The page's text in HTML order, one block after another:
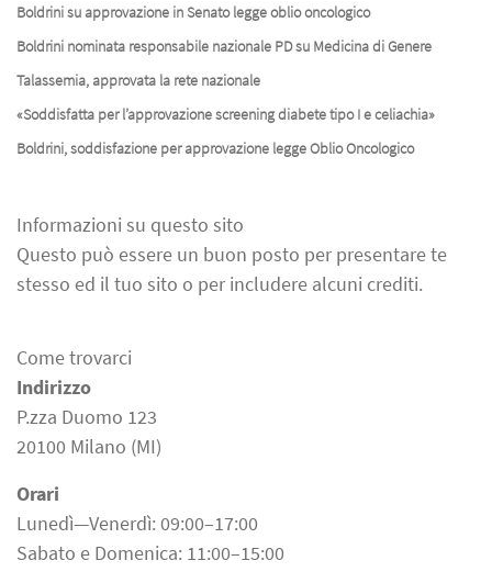
Boldrini su approvazione in Senato legge oblio oncologico
Boldrini nominata responsabile nazionale PD su Medicina di Genere
Talassemia, approvata la rete nazionale
«Soddisfatta per l’approvazione screening diabete tipo I e celiachia»
Boldrini, soddisfazione per approvazione legge Oblio Oncologico
Informazioni su questo sito
Questo può essere un buon posto per presentare te
stesso ed il tuo sito o per includere alcuni crediti.
Come trovarci
Indirizzo
P.zza Duomo 123
20100 Milano (MI)
Orari
Lunedì—Venerdì: 09:00–17:00
Sabato e Domenica: 11:00–15:00